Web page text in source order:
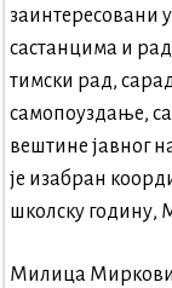
заинтересовани
састанцима и
тимски рад,
самопоуздање,
вештине јавног
је изабран
школску
Милица